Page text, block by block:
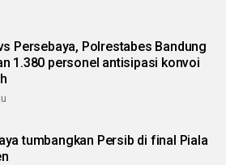
Persebaya, Polrestabes Bandung
1.380 personel antisipasi konvoi
tumbangkan Persib di final Piala